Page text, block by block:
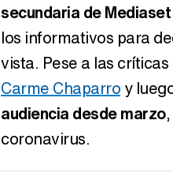
secundaria de Mediaset
los informativos para
vista. Pese a las
Carme Chaparro y
audiencia desde marzo
coronavirus.